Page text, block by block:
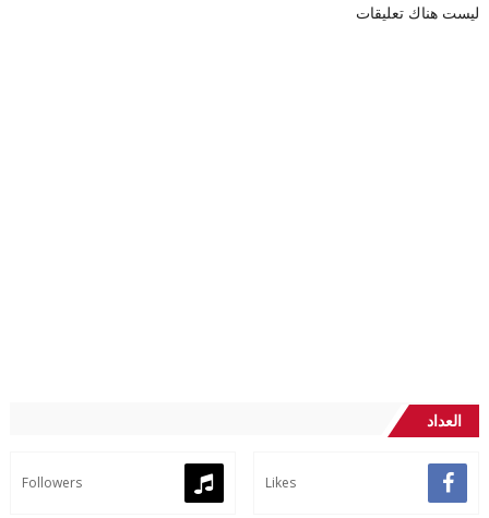
ليست هناك تعليقات
العداد
Likes
Followers